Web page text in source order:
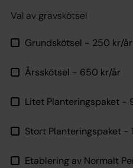
Val av gravskötsel
Grundskötsel - 250 kr/år
Årsskötsel - 650 kr/år
Litet Planteringspaket -
Stort Planteringspaket -
Etablering av Normalt